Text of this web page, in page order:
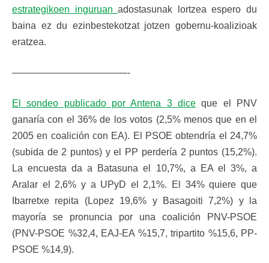
estrategikoen inguruanadostasunak lortzea espero du
baina ez du ezinbestekotzat jotzen gobernu-koalizioak
eratzea.
————————————-
El sondeo publicado por Antena 3 dice que el PNV
ganaría con el 36% de los votos (2,5% menos que en el
2005 en coalición con EA). El PSOE obtendría el 24,7%
(subida de 2 puntos) y el PP perdería 2 puntos (15,2%).
La encuesta da a Batasuna el 10,7%, a EA el 3%, a
Aralar el 2,6% y a UPyD el 2,1%. El 34% quiere que
Ibarretxe repita (Lopez 19,6% y Basagoiti 7,2%) y la
mayoría se pronuncia por una coalición PNV-PSOE
(PNV-PSOE %32,4, EAJ-EA %15,7, tripartito %15,6, PP-
PSOE %14,9).